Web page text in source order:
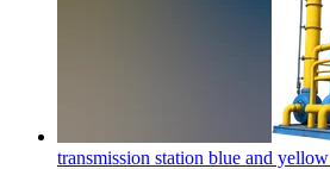
transmission station blue and yellow